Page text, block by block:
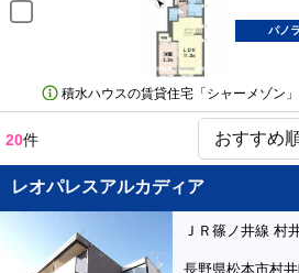
パノ
積水ハウスの賃貸住宅「シャーメゾン」
20件
レオパレスアルカディア
ＪＲ篠ノ井線 村
長野県松本市村